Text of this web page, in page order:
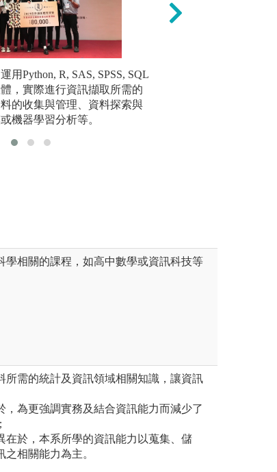
課程都必須進行相當
須借助分析工具才有
在本系就扮演著相當
計專業軟體有SAS和
力。此外，選修課程
用Python, R, SAS, SPSS, SQL
，實際進行資訊擷取所需的
的收集與管理、資料探索與
機器學習分析等。
學相關的課程，如高中數學或資訊科技等
所需的統計及資訊領域相關知識，讓資訊
，為更強調實務及結合資訊能力而減少了
在於，本系所學的資訊能力以蒐集、儲
相關能力為主。